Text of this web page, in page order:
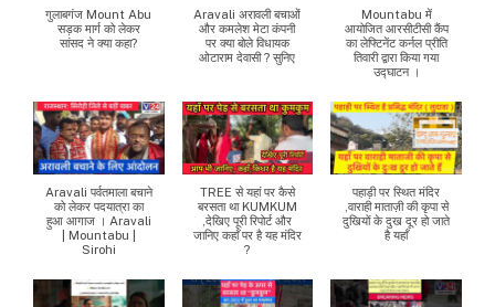
गुलाबगंज Mount Abu
सड़क मार्ग को लेकर
सांसद ने क्या कहा?
Aravali अरावली बचाओं
और कमलेश मेटा कंपनी
पर क्या बोले विधायक
ओटाराम देवासी ? सुनिए
Mountabu में
आयोजित आरसीटीसी कैंप
का लेफ्टिनेंट कर्नल प्रीति
तिवारी द्वारा किया गया
उद्घाटन ।
Aravali पर्वतमाला बचाने
को लेकर पदयात्रा का
हुआ आगाज । Aravali
| Mountabu |
Sirohi
TREE से यहां पर कैसे
बरसता था KUMKUM
,देखिए पूरी रिपोर्ट और
जानिए कहाँ पर है यह मंदिर
?
पहाड़ी पर स्थित मंदिर
,वाराही माताज़ी की कृपा से
दुखियों के दुख दूर हो जाते
है यहाँ